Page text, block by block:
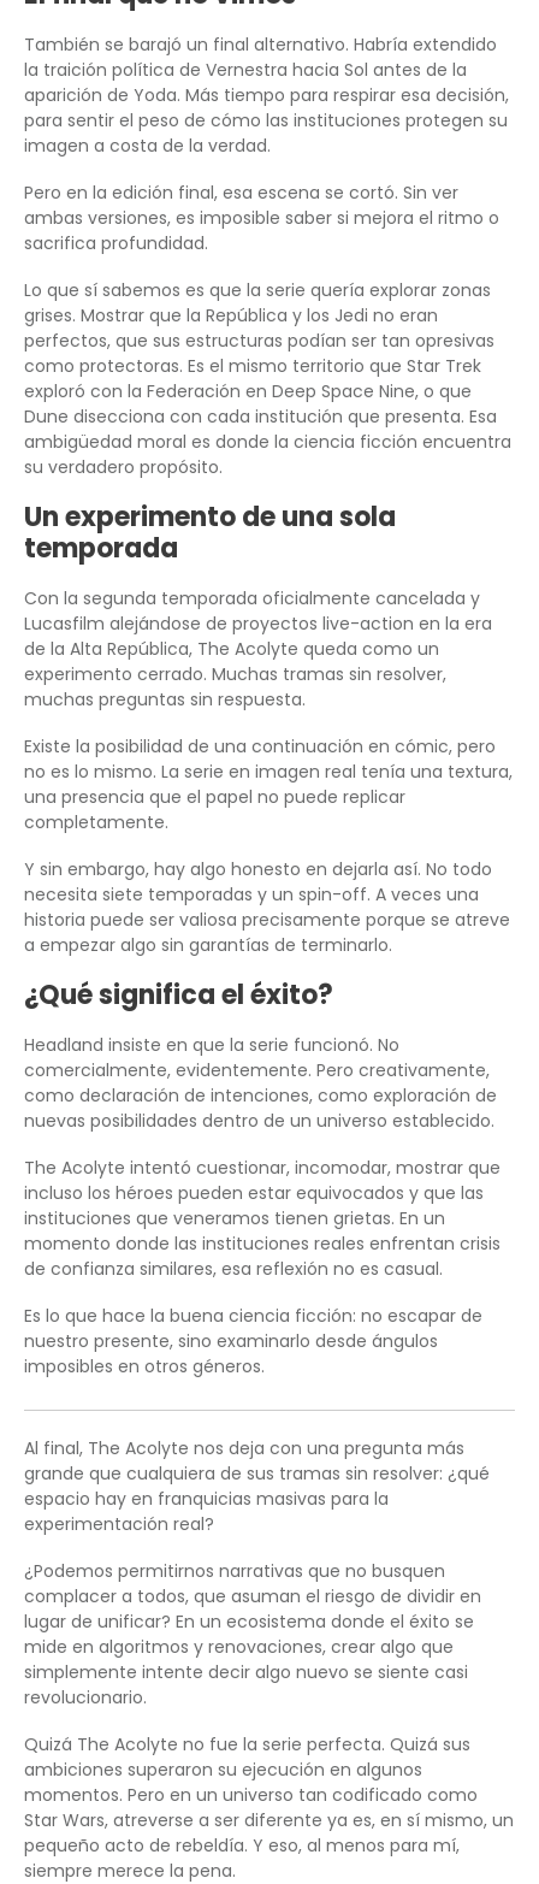
También se barajó un final alternativo. Habría extendido
la traición política de Vernestra hacia Sol antes de la
aparición de Yoda. Más tiempo para respirar esa decisión,
para sentir el peso de cómo las instituciones protegen su
imagen a costa de la verdad.
Pero en la edición final, esa escena se cortó. Sin ver
ambas versiones, es imposible saber si mejora el ritmo o
sacrifica profundidad.
Lo que sí sabemos es que la serie quería explorar zonas
grises. Mostrar que la República y los Jedi no eran
perfectos, que sus estructuras podían ser tan opresivas
como protectoras. Es el mismo territorio que Star Trek
exploró con la Federación en Deep Space Nine, o que
Dune disecciona con cada institución que presenta. Esa
ambigüedad moral es donde la ciencia ficción encuentra
su verdadero propósito.
Un experimento de una sola
temporada
Con la segunda temporada oficialmente cancelada y
Lucasfilm alejándose de proyectos live-action en la era
de la Alta República, The Acolyte queda como un
experimento cerrado. Muchas tramas sin resolver,
muchas preguntas sin respuesta.
Existe la posibilidad de una continuación en cómic, pero
no es lo mismo. La serie en imagen real tenía una textura,
una presencia que el papel no puede replicar
completamente.
Y sin embargo, hay algo honesto en dejarla así. No todo
necesita siete temporadas y un spin-off. A veces una
historia puede ser valiosa precisamente porque se atreve
a empezar algo sin garantías de terminarlo.
¿Qué significa el éxito?
Headland insiste en que la serie funcionó. No
comercialmente, evidentemente. Pero creativamente,
como declaración de intenciones, como exploración de
nuevas posibilidades dentro de un universo establecido.
The Acolyte intentó cuestionar, incomodar, mostrar que
incluso los héroes pueden estar equivocados y que las
instituciones que veneramos tienen grietas. En un
momento donde las instituciones reales enfrentan crisis
de confianza similares, esa reflexión no es casual.
Es lo que hace la buena ciencia ficción: no escapar de
nuestro presente, sino examinarlo desde ángulos
imposibles en otros géneros.
Al final, The Acolyte nos deja con una pregunta más
grande que cualquiera de sus tramas sin resolver: ¿qué
espacio hay en franquicias masivas para la
experimentación real?
¿Podemos permitirnos narrativas que no busquen
complacer a todos, que asuman el riesgo de dividir en
lugar de unificar? En un ecosistema donde el éxito se
mide en algoritmos y renovaciones, crear algo que
simplemente intente decir algo nuevo se siente casi
revolucionario.
Quizá The Acolyte no fue la serie perfecta. Quizá sus
ambiciones superaron su ejecución en algunos
momentos. Pero en un universo tan codificado como
Star Wars, atreverse a ser diferente ya es, en sí mismo, un
pequeño acto de rebeldía. Y eso, al menos para mí,
siempre merece la pena.